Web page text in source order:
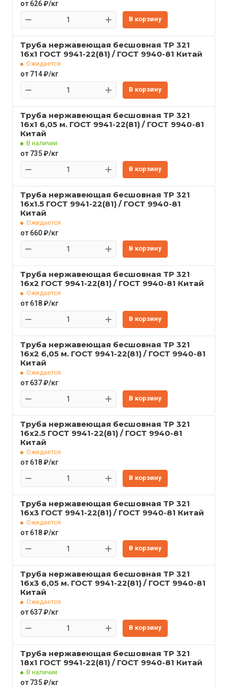
от 626 ₽/кг
В корзину
Труба нержавеющая бесшовная TP 321
16x1 ГОСТ 9941-22(81) / ГОСТ 9940-81 Китай
Ожидается
от 714 ₽/кг
В корзину
Труба нержавеющая бесшовная TP 321
16x1 6,05 м. ГОСТ 9941-22(81) / ГОСТ 9940-81
Китай
В наличии
от 735 ₽/кг
В корзину
Труба нержавеющая бесшовная TP 321
16x1.5 ГОСТ 9941-22(81) / ГОСТ 9940-81
Китай
Ожидается
от 660 ₽/кг
В корзину
Труба нержавеющая бесшовная TP 321
16x2 ГОСТ 9941-22(81) / ГОСТ 9940-81 Китай
Ожидается
от 618 ₽/кг
В корзину
Труба нержавеющая бесшовная TP 321
16x2 6,05 м. ГОСТ 9941-22(81) / ГОСТ 9940-81
Китай
Ожидается
от 637 ₽/кг
В корзину
Труба нержавеющая бесшовная TP 321
16x2.5 ГОСТ 9941-22(81) / ГОСТ 9940-81
Китай
Ожидается
от 618 ₽/кг
В корзину
Труба нержавеющая бесшовная TP 321
16x3 ГОСТ 9941-22(81) / ГОСТ 9940-81 Китай
Ожидается
от 618 ₽/кг
В корзину
Труба нержавеющая бесшовная TP 321
16x3 6,05 м. ГОСТ 9941-22(81) / ГОСТ 9940-81
Китай
Ожидается
от 637 ₽/кг
В корзину
Труба нержавеющая бесшовная TP 321
18x1 ГОСТ 9941-22(81) / ГОСТ 9940-81 Китай
В наличии
от 735 ₽/кг